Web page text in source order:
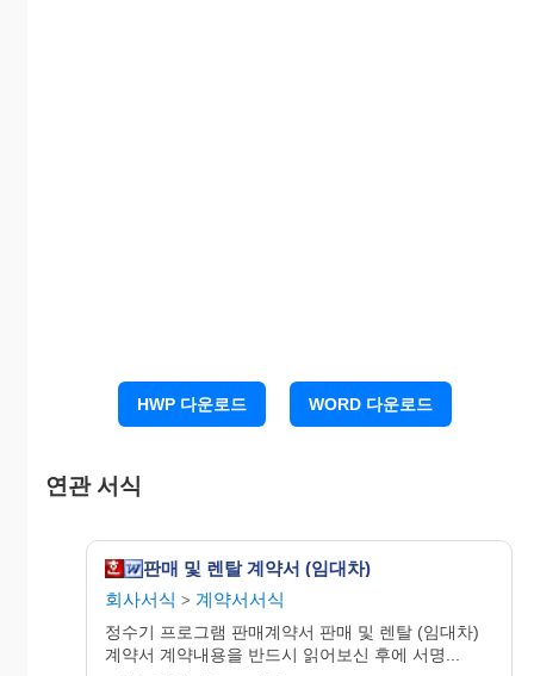
■ 임대 및 회원제는 의무사용기간은 최소 12개
월이며 도중해약시 미사용기간의 해당금액
을 일괄 청구합니다.
만 가능하며, 자동이체 신청이 되지 않을 시
상품 설치를 해드리지 않습니다.
회사는 상품의 소유권 이전시 까지의 미사용
개월수 만큼의 손실료를 일괄 청구합니다.
☑ 결제방법(카드이용명세서에는 (주)OOOO으로 표시됩니
다. (주)OOOO은 OO의 전자지불대행업체 입니다.)
HWP 다운로드 WORD 다운로드
연관 서식
판매 및 렌탈 계약서 (임대차)
회사서식 > 계약서서식
정수기 프로그램 판매계약서 판매 및 렌탈 (임대차)
계약서 계약내용을 반드시 읽어보신 후에 서명...